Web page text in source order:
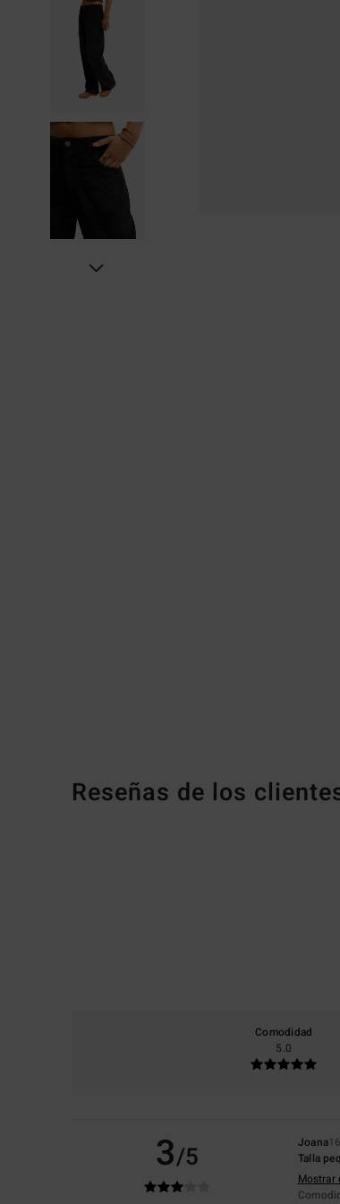
Reseñas de los
Comodidad
5.0
3/5 Joana
Talla
Mostrar